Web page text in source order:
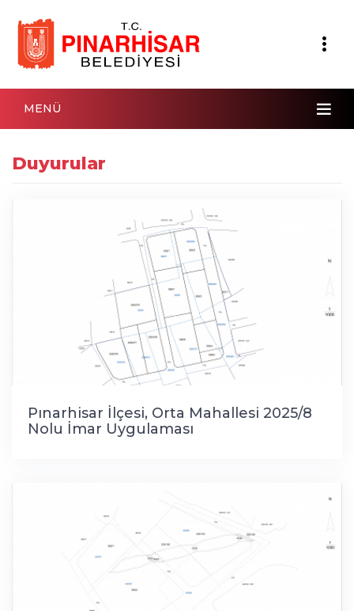
MENÜ
Duyurular
Pınarhisar İlçesi, Orta Mahallesi 2025/8
Nolu İmar Uygulaması